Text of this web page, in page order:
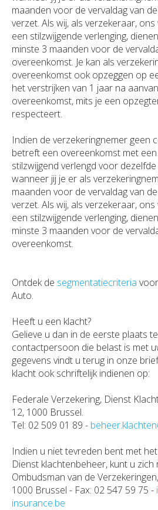
maanden voor de vervaldag van
verzet. Als wij, als verzekeraar,
een stilzwijgende verlenging,
minste 3 maanden voor de
overeenkomst. Je kan als
overeenkomst ook opzeggen op
het verstrijken van 1 jaar na
overeenkomst, mits je een
respecteert.
Indien de verzekeringnemer geen
betreft een overeenkomst met
stilzwijgend verlengd voor
wanneer jij je er als
maanden voor de vervaldag van
verzet. Als wij, als verzekeraar,
een stilzwijgende verlenging,
minste 3 maanden voor de
overeenkomst.
Ontdek de segmentatiecriteria
Auto.
Heeft u een klacht?
Gelieve u dan in de eerste plaats
contactpersoon die belast is met
gegevens vindt u terug in onze
klacht ook schriftelijk indienen op:
Federale Verzekering, Dienst
12, 1000 Brussel.
Tel: 02 509 01 89 -
Indien u niet tevreden bent met
Dienst klachtenbeheer, kunt u
Ombudsman van de
1000 Brussel - Fax: 02 547 59 75 -
insurance.be